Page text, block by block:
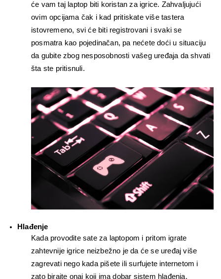
će vam taj laptop biti koristan za igrice. Zahvaljujući
ovim opcijama čak i kad pritiskate više tastera
istovremeno, svi će biti registrovani i svaki se
posmatra kao pojedinačan, pa nećete doći u situaciju
da gubite zbog nesposobnosti vašeg uređaja da shvati
šta ste pritisnuli.
Hlađenje
Kada provodite sate za laptopom i pritom igrate
zahtevnije igrice neizbežno je da će se uređaj više
zagrevati nego kada pišete ili surfujete internetom i
zato birajte onaj koji ima dobar sistem hlađenja.